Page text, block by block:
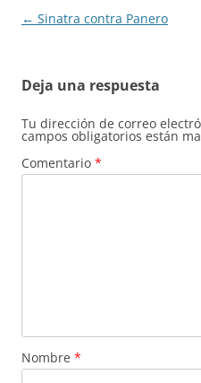
Navegación
← Sinatra contra Panero
Deja una respuesta
Tu dirección de correo
campos obligatorios están
Comentario *
Nombre *